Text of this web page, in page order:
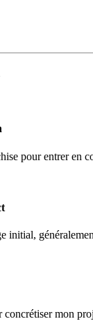
:
du réseau
pour entrer en
initial,
concrétiser mon